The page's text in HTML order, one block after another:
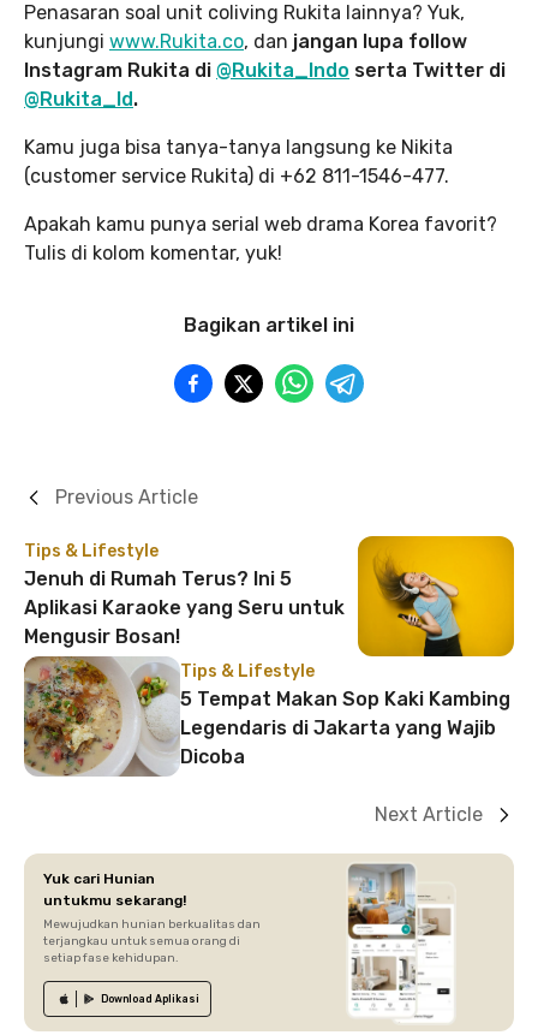
Penasaran soal unit coliving Rukita lainnya? Yuk,
kunjungi www.Rukita.co, dan jangan lupa follow
Instagram Rukita di @Rukita_Indo serta Twitter di
@Rukita_Id .
Kamu juga bisa tanya-tanya langsung ke Nikita
(customer service Rukita) di +62 811-1546-477.
Apakah kamu punya serial web drama Korea favorit?
Tulis di kolom komentar, yuk!
Bagikan artikel ini
Tips & Lifestyle
Jenuh di Rumah Terus? Ini 5
Aplikasi Karaoke yang Seru untuk
Mengusir Bosan!
Previous Article
Tips & Lifestyle
5 Tempat Makan Sop Kaki Kambing
Legendaris di Jakarta yang Wajib
Dicoba
Next Article
Yuk cari Hunian
untukmu sekarang!
Mewujudkan hunian berkualitas dan
terjangkau untuk semua orang di
setiap fase kehidupan.
Download Aplikasi